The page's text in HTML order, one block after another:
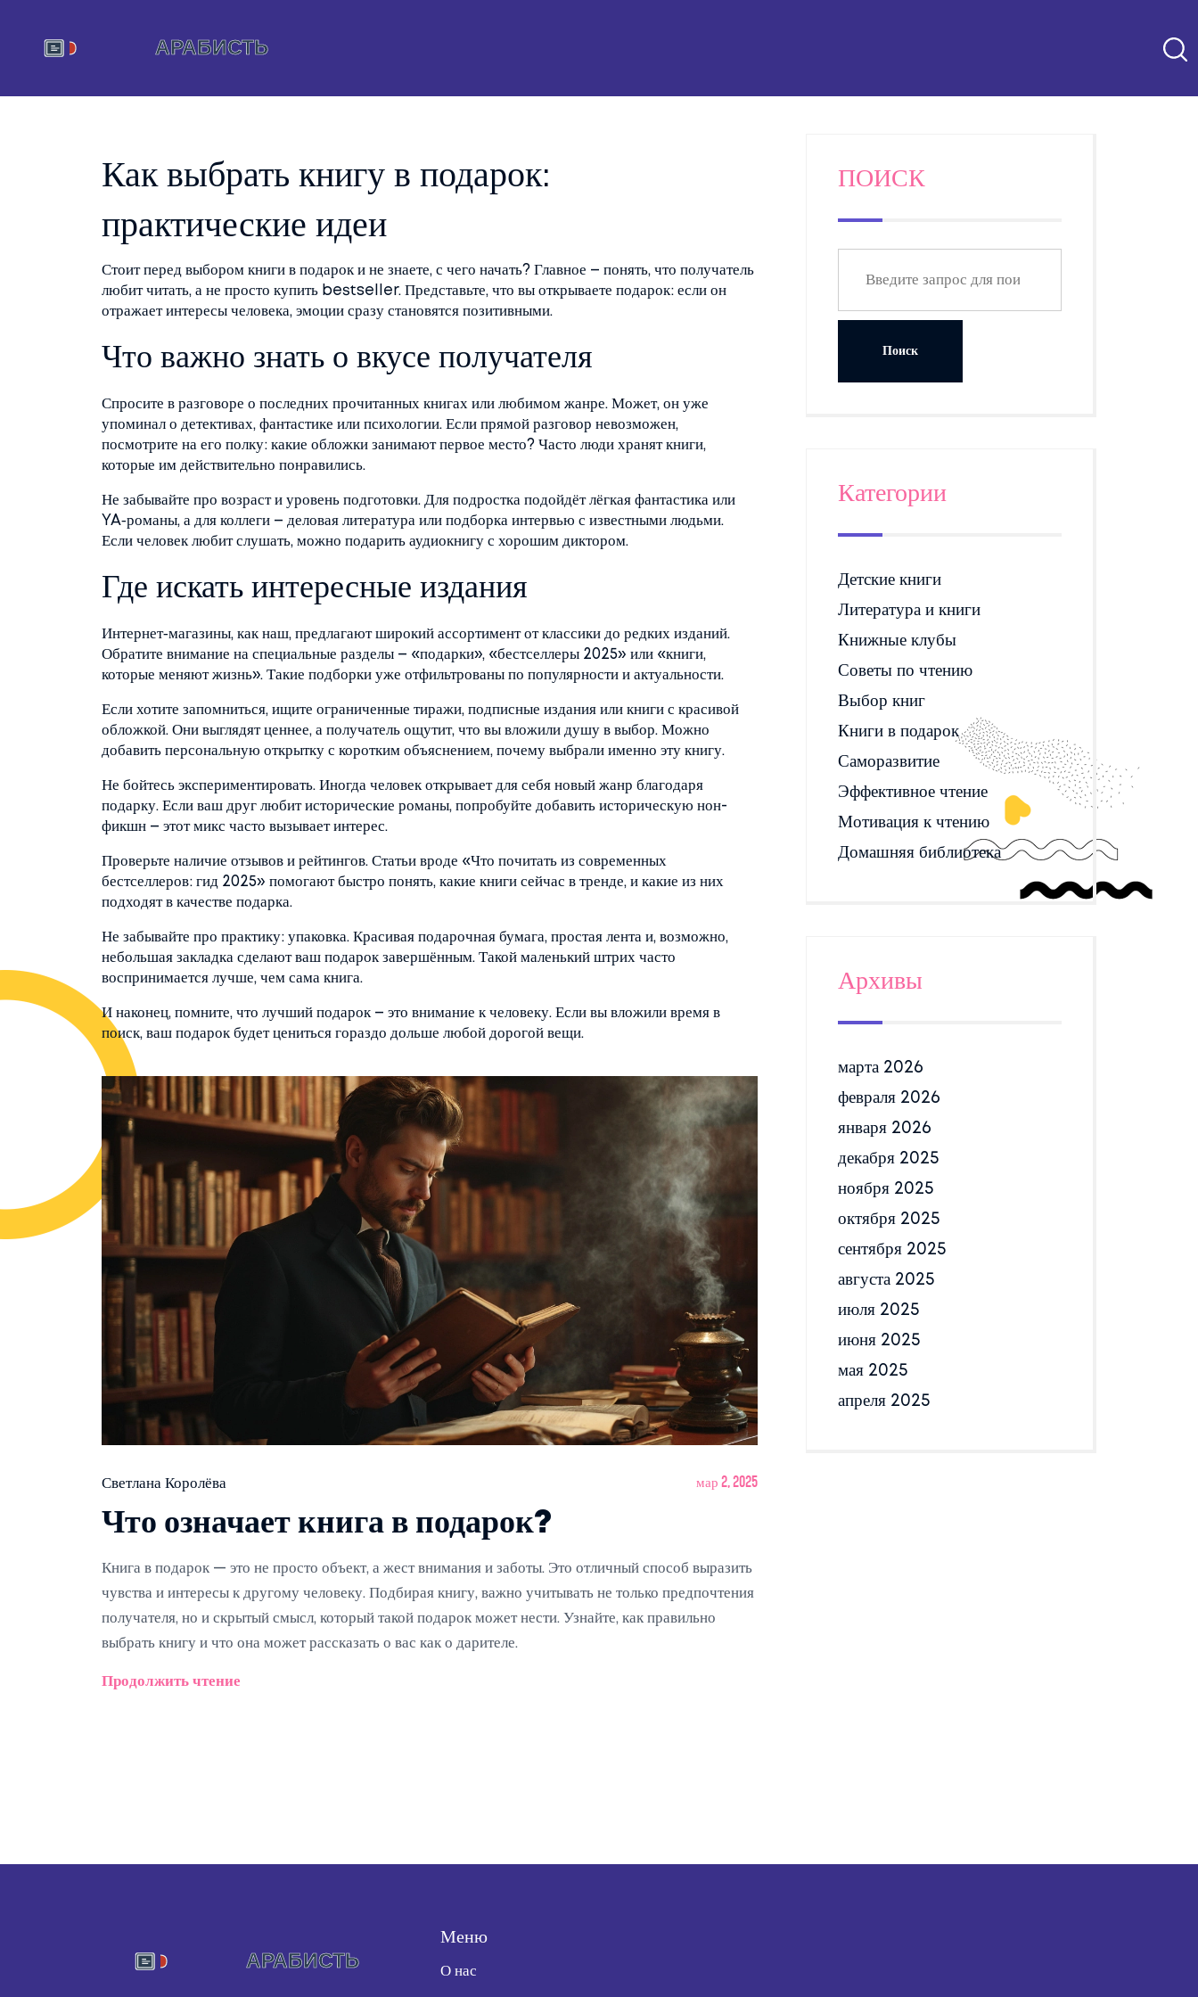
Как выбрать книгу в подарок:
практические идеи
Стоит перед выбором книги в подарок и не знаете, с чего начать? Главное – понять, что получатель
любит читать, а не просто купить bestseller. Представьте, что вы открываете подарок: если он
отражает интересы человека, эмоции сразу становятся позитивными.
Что важно знать о вкусе получателя
Спросите в разговоре о последних прочитанных книгах или любимом жанре. Может, он уже
упоминал о детективах, фантастике или психологии. Если прямой разговор невозможен,
посмотрите на его полку: какие обложки занимают первое место? Часто люди хранят книги,
которые им действительно понравились.
Не забывайте про возраст и уровень подготовки. Для подростка подойдёт лёгкая фантастика или
YA‑романы, а для коллеги – деловая литература или подборка интервью с известными людьми.
Если человек любит слушать, можно подарить аудиокнигу с хорошим диктором.
Где искать интересные издания
Интернет‑магазины, как наш, предлагают широкий ассортимент от классики до редких изданий.
Обратите внимание на специальные разделы – «подарки», «бестселлеры 2025» или «книги,
которые меняют жизнь». Такие подборки уже отфильтрованы по популярности и актуальности.
Если хотите запомниться, ищите ограниченные тиражи, подписные издания или книги с красивой
обложкой. Они выглядят ценнее, а получатель ощутит, что вы вложили душу в выбор. Можно
добавить персональную открытку с коротким объяснением, почему выбрали именно эту книгу.
Не бойтесь экспериментировать. Иногда человек открывает для себя новый жанр благодаря
подарку. Если ваш друг любит исторические романы, попробуйте добавить историческую нон-
фикшн – этот микс часто вызывает интерес.
Проверьте наличие отзывов и рейтингов. Статьи вроде «Что почитать из современных
бестселлеров: гид 2025» помогают быстро понять, какие книги сейчас в тренде, и какие из них
подходят в качестве подарка.
Не забывайте про практику: упаковка. Красивая подарочная бумага, простая лента и, возможно,
небольшая закладка сделают ваш подарок завершённым. Такой маленький штрих часто
воспринимается лучше, чем сама книга.
И наконец, помните, что лучший подарок – это внимание к человеку. Если вы вложили время в
поиск, ваш подарок будет цениться гораздо дольше любой дорогой вещи.
Светлана Королёва мар 2, 2025
Что означает книга в подарок?
Книга в подарок — это не просто объект, а жест внимания и заботы. Это отличный способ выразить
чувства и интересы к другому человеку. Подбирая книгу, важно учитывать не только предпочтения
получателя, но и скрытый смысл, который такой подарок может нести. Узнайте, как правильно
выбрать книгу и что она может рассказать о вас как о дарителе.
Продолжить чтение
ПОИСК
Категории
Детские книги
Литература и книги
Книжные клубы
Советы по чтению
Выбор книг
Книги в подарок
Саморазвитие
Эффективное чтение
Мотивация к чтению
Домашняя библиотека
Архивы
марта 2026
февраля 2026
января 2026
декабря 2025
ноября 2025
октября 2025
сентября 2025
августа 2025
июля 2025
июня 2025
мая 2025
апреля 2025
Меню
О нас